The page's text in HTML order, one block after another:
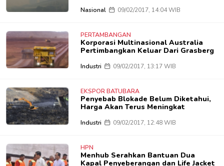
Nasional 09/02/2017, 14:04 WIB
PERTAMBANGAN
Korporasi Multinasional Australia
Pertimbangkan Keluar Dari Grasberg
Industri 09/02/2017, 13:17 WIB
EKSPOR BATUBARA
Penyebab Blokade Belum Diketahui,
Harga Akan Terus Meningkat
Industri 09/02/2017, 12:48 WIB
HPN
Menhub Serahkan Bantuan Dua
Kapal Penyeberangan dan Life Jacket